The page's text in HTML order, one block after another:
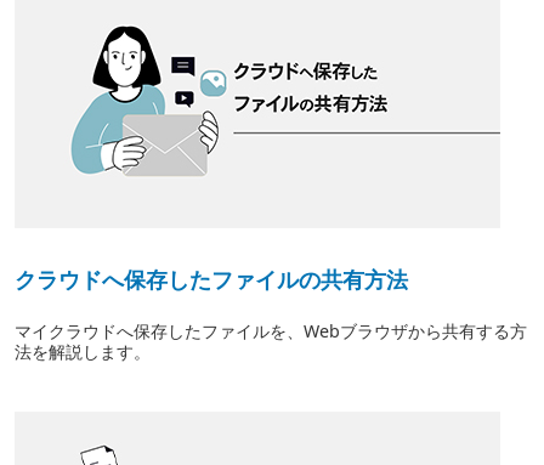
クラウドへ保存したファイルの共有方法
マイクラウドへ保存したファイルを、Webブラウザから共有する方
法を解説します。